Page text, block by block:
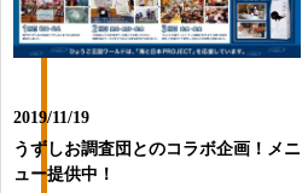
2019/11/19
うずしお調査団とのコラボ企画！メニ
ュー提供中！